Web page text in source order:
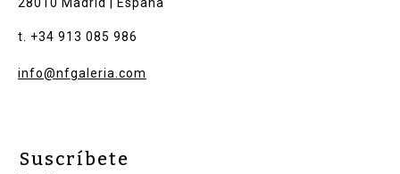
t. +34 913 085 986
info@nfgaleria.com
Suscríbete